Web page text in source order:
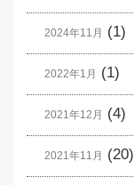
2024年11月 (1)
2022年1月 (1)
2021年12月 (4)
2021年11月 (20)